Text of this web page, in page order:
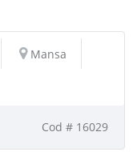
Mansa
Cod # 16029